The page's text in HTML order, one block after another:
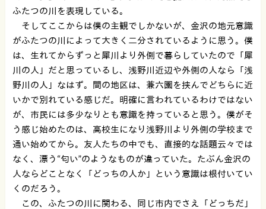
ふたつの川を表現している。
そしてここからは僕の主観でしかないが、金沢の地元意識
がふたつの川によって大きく二分されているように思う。僕
は、生れてからずっと犀川より外側で暮らしていたので「犀
川の人」だと思っているし、浅野川近辺や外側の人なら「浅
野川の人」なはず。間の地区は、兼六園を挟んでどちらに近
いかで別れている感じだ。明確に言われているわけではない
が、市民には多少なりとも意識を持っていると思う。僕がそ
う感じ始めたのは、高校生になり浅野川より外側の学校まで
通い始めてから。友人たちの中でも、直接的な話題云々では
なく、漂う“匂い”のようなものが違っていた。たぶん金沢の
人ならどことなく「どっちの人か」という意識は根付いてい
くのだろう。
この、ふたつの川に関わる、同じ市内でさえ「どっちだ」